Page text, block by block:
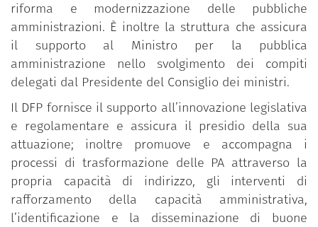
riforma e modernizzazione delle pubbliche
amministrazioni. È inoltre la struttura che assicura
il supporto al Ministro per la pubblica
amministrazione nello svolgimento dei compiti
delegati dal Presidente del Consiglio dei ministri.
Il DFP fornisce il supporto all’innovazione legislativa
e regolamentare e assicura il presidio della sua
attuazione; inoltre promuove e accompagna i
processi di trasformazione delle PA attraverso la
propria capacità di indirizzo, gli interventi di
rafforzamento della capacità amministrativa,
l’identificazione e la disseminazione di buone